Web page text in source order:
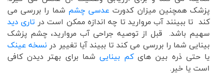
پزشک همچنین میزان کدورت عدسی چشم شما را بررسی می
کند تا ببینند آب مروارید تا چه اندازه ممکن است در تاری دید
سهیم باشد. قبل از توصیه جراحی آب مروارید، چشم پزشک
بینایی شما را بررسی می کند تا ببیند آیا تغییر در نسخه عینک
یا حتی ذره بین هایکم بینایی شما برای بهتر دیدن کافی
است یا خیر.